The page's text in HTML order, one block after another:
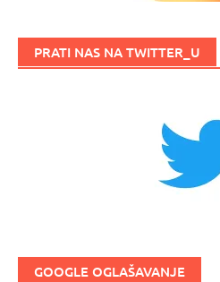
PRATI NAS NA TWITTER_U
GOOGLE OGLAŠAVANJE